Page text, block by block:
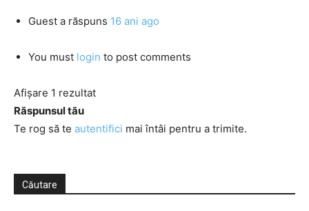
Guest a răspuns 16 ani ago
You must login to post comments
Afișare 1 rezultat
Răspunsul tău
Te rog să te autentifici mai întâi pentru a trimite.
Căutare